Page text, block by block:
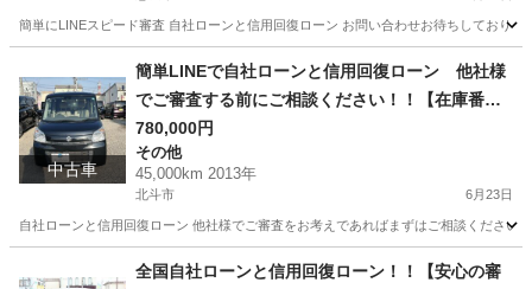
簡単にLINEスピード審査 自社ローンと信用回復ローン お問い合わせお待ちしており
ヴェルファイア ローン
中古車
簡単LINEで自社ローンと信用回復ローン 他社様
でご審査する前にご相談ください！！【在庫番号F
61】スズキ スペーシア 660 X 4WD/ リース/ス自社
分割 /信用回復ローン/自己破産/債務整理/他社お断
りされた方/お電話での仮審査/
780,000円
その他
45,000km 2013年
北斗市 6月23日
自社ローンと信用回復ローン 他社様でご審査をお考えであればまずはご相談くださ
その他 ローン
全国自社ローンと信用回復ローン！！【安心の審